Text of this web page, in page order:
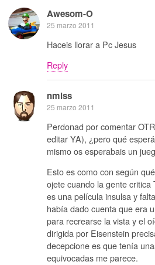
Awesom-O
25 marzo 2011
Haceis llorar a Pc Jesus
Reply
nmlss
25 marzo 2011
Perdonad por comentar
editar YA), ¿pero qué
mismo os esperabais un
Esto es como con según
ojete cuando la gente
es una película insulsa y
había dado cuenta que era
para recrearse la vista y el
dirigida por Eisenstein
decepcione es que tenía
equivocadas me parece.